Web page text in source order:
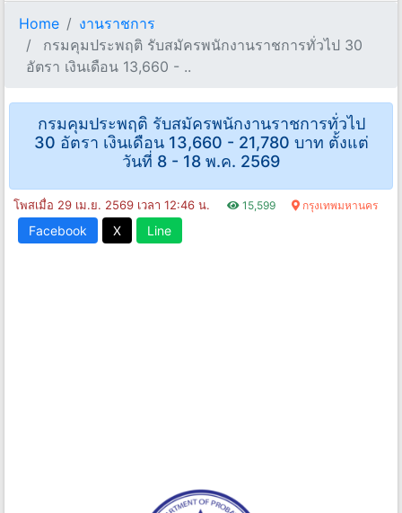
Home
งานราชการ
กรมคุมประพฤติ รับสมัครพนักงานราชการทั่วไป 30
อัตรา เงินเดือน 13,660 - ..
กรมคุมประพฤติ รับสมัครพนักงานราชการทั่วไป
30 อัตรา เงินเดือน 13,660 - 21,780 บาท ตั้งแต่
วันที่ 8 - 18 พ.ค. 2569
โพสเมื่อ 29 เม.ย. 2569 เวลา 12:46 น. 15,599 กรุงเทพมหานคร
Facebook X Line